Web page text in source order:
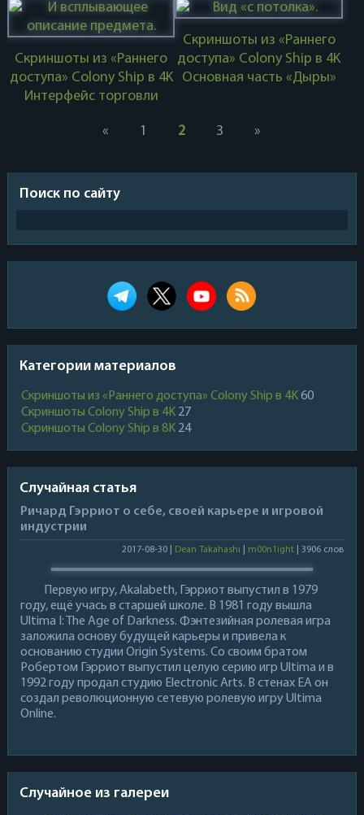
Скриншоты из «Раннего
доступа» Colony Ship в 4K
Интерфейс торговли
Скриншоты из «Раннего
доступа» Colony Ship в 4K
Основная часть «Дыры»
« 1 2 3 »
Поиск по сайту
Категории материалов
Скриншоты из «Раннего доступа» Colony Ship в 4K60
Скриншоты Colony Ship в 4K 27
Скриншоты Colony Ship в 8K 24
Случайная статья
Ричард Гэрриот о себе, своей карьере и игровой
индустрии
2017-08-30 | Dean Takahashi m00n1ight | 3906 слов
Первую игру, Akalabeth, Гэрриот выпустил в 1979
году, ещё учась в старшей школе. В 1981 году вышла
Ultima I: The Age of Darkness. Фэнтезийная ролевая игра
заложила основу будущей карьеры и привела к
основанию студии Origin Systems. Со своим братом
Робертом Гэрриот выпустил целую серию игр Ultima и в
1992 году продал студию Electronic Arts. В стенах EA он
создал революционную сетевую ролевую игру Ultima
Online.
Случайное из галереи